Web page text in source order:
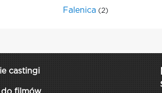
Falenica (2)
castingi